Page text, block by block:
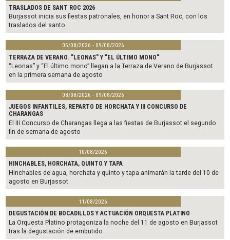
TRASLADOS DE SANT ROC 2026
Burjassot inicia sus fiestas patronales, en honor a Sant Roc, con los
traslados del santo
05/08/2026 - 09/08/2026
TERRAZA DE VERANO. "LEONAS" Y "EL ÚLTIMO MONO"
“Leonas” y “El último mono” llegan a la Terraza de Verano de Burjassot
en la primera semana de agosto
08/08/2026 - 09/08/2026
JUEGOS INFANTILES, REPARTO DE HORCHATA Y III CONCURSO DE
CHARANGAS
El III Concurso de Charangas llega a las fiestas de Burjassot el segundo
fin de semana de agosto
10/08/2026
HINCHABLES, HORCHATA, QUINTO Y TAPA
Hinchables de agua, horchata y quinto y tapa animarán la tarde del 10 de
agosto en Burjassot
11/08/2026
DEGUSTACIÓN DE BOCADILLOS Y ACTUACIÓN ORQUESTA PLATINO
La Orquesta Platino protagoniza la noche del 11 de agosto en Burjassot
tras la degustación de embutido